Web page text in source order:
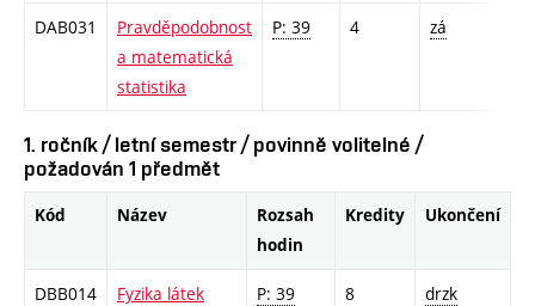
DAB031
Pravděpodobnost
a matematická
statistika
P: 39 4 zá
1. ročník / letní semestr / povinně volitelné /
požadován 1 předmět
Kód Název
Rozsah
hodin
Kredity Ukončení
DBB014 Fyzika látek P: 39 8 drzk